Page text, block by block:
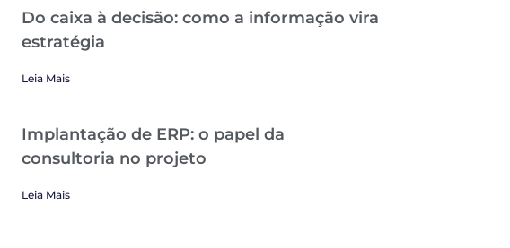
Do caixa à decisão: como a informação vira
estratégia
Leia Mais
Implantação de ERP: o papel da
consultoria no projeto
Leia Mais